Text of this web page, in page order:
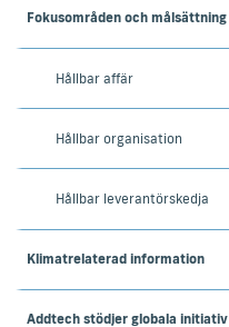
Fokusområden och målsättning
Hållbar affär
Hållbar organisation
Hållbar leverantörskedja
Klimatrelaterad information
Addtech stödjer globala initiativ